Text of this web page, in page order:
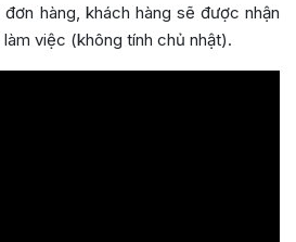
hàng, khách hàng sẽ được nhận
làm việc (không tính chủ nhật).